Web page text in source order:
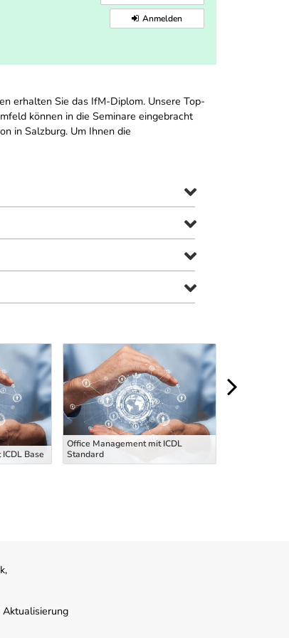
Anmelden
erhalten Sie das IfM-Diplom. Unsere Top-
können in die Seminare eingebracht
in Salzburg. Um Ihnen die
Base
Office Management mit ICDL
Standard